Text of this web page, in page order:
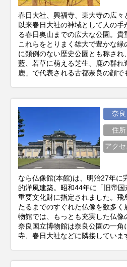
春日大社、興福寺、東大寺の広々
以来春日大社の神域として人の
る春日奥山までの広大な公園。貴
これらをとりまく雄大で豊かな
に類例のない歴史公園とも称され
藍、若草に萌える芝生、鹿の群れ
鹿」で代表される古都奈良の顔で
奈良
住所
アクセ
なら仏像館(本館)は、明治27年に
的洋風建築。昭和44年に「旧帝
重要文化財に指定されました。飛
たるまでのすぐれた仏像を数多
物館では、もっとも充実した仏像
奈良国立博物館は奈良公園の一角
寺、春日大社などに隣接していま